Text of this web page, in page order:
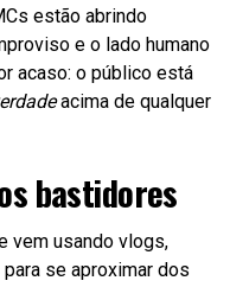
estão abrindo
e o lado humano
acaso: o público está
acima de qualquer
bastidores
vem usando vlogs,
se aproximar dos